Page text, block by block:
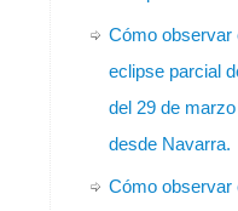
Cómo observar
eclipse parcial
del 29 de marzo
desde Navarra.
Cómo observar